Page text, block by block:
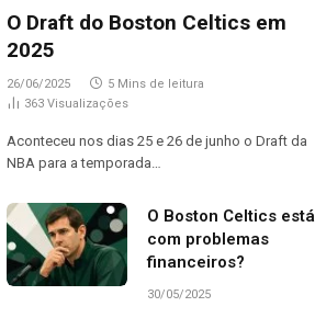
O Draft do Boston Celtics em
2025
26/06/2025
5 Mins de leitura
363 Visualizações
Aconteceu nos dias 25 e 26 de junho o Draft da
NBA para a temporada…
O Boston Celtics está
com problemas
financeiros?
30/05/2025